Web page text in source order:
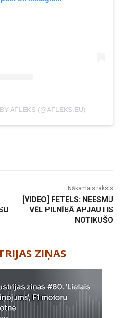
AFLEKS (@AFLEKS.EU)
Nākamais raksts
[VIDEO] FETELS: NEESMU
VĒL PILNĪBĀ APJAUTIS
NOTIKUŠO
ZIŅAS